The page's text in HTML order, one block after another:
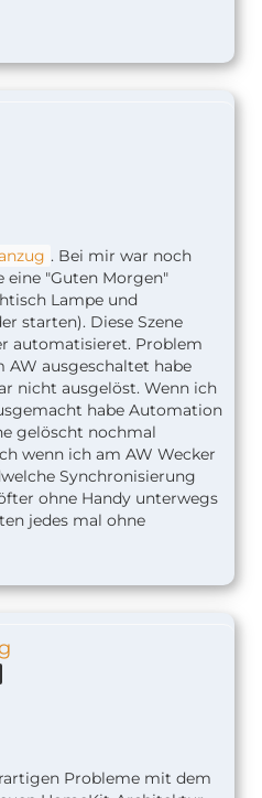
. Bei mir war noch
eine "Guten Morgen"
Lampe und
starten). Diese Szene
automatisieret. Problem
AW ausgeschaltet habe
nicht ausgelöst. Wenn ich
habe Automation
gelöscht nochmal
wenn ich am AW Wecker
Synchronisierung
ohne Handy unterwegs
jedes mal ohne
Probleme mit dem